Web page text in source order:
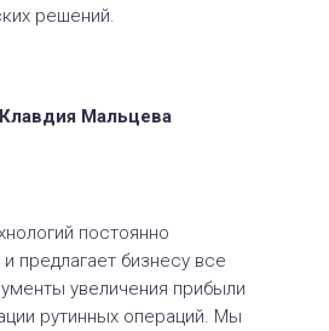
решений.
постоянно
предлагает бизнесу все
увеличения прибыли
рутинных операций. Мы
Клавдия Мальцева